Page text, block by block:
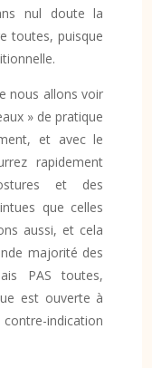
nul doute la
toutes, puisque
nous allons voir
» de pratique
et avec le
rapidement
et des
que celles
aussi, et cela
majorité des
PAS toutes,
est ouverte à
indication